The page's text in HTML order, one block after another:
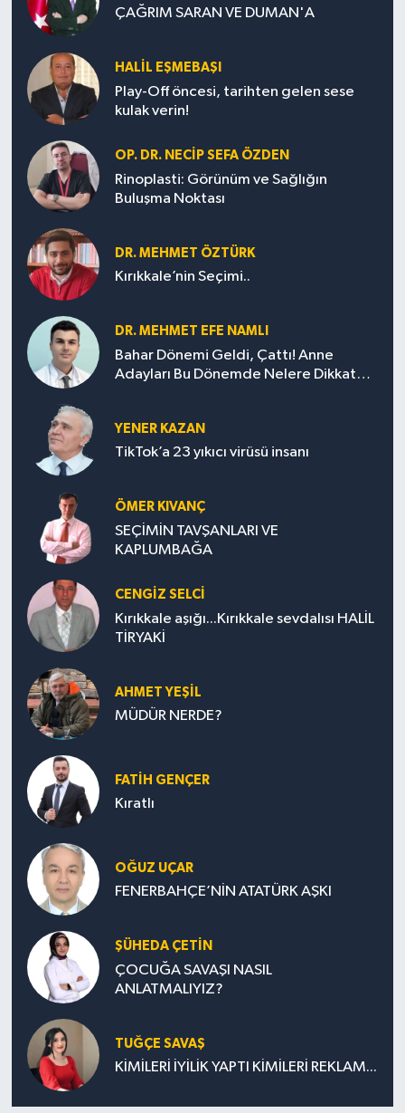
ÇAĞRIM SARAN VE DUMAN'A
HALIL EŞMEBAŞI
Play-Off öncesi, tarihten gelen sese
kulak verin!
OP. DR. NECIP SEFA ÖZDEN
Rinoplasti: Görünüm ve Sağlığın
Buluşma Noktası
DR. MEHMET ÖZTÜRK
Kırıkkale’nin Seçimi..
DR. MEHMET EFE NAMLI
Bahar Dönemi Geldi, Çattı! Anne
Adayları Bu Dönemde Nelere Dikkat
YENER KAZAN
TikTok’a 23 yıkıcı virüsü insanı
ÖMER KIVANÇ
SEÇİMİN TAVŞANLARI VE
KAPLUMBAĞA
CENGİZ SELCİ
Kırıkkale aşığı...Kırıkkale sevdalısı HALİL
TİRYAKİ
AHMET YEŞİL
MÜDÜR NERDE?
FATIH GENÇER
Kıratlı
OĞUZ UÇAR
FENERBAHÇE’NİN ATATÜRK AŞKI
ŞÜHEDA ÇETİN
ÇOCUĞA SAVAŞI NASIL
ANLATMALIYIZ?
TUĞÇE SAVAŞ
KİMİLERİ İYİLİK YAPTI KİMİLERİ REKLAM...